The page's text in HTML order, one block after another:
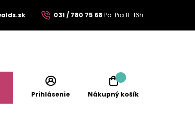
031 / 780 75 68 Po-Pia 8-16h
Prihlásenie Nákupný košík